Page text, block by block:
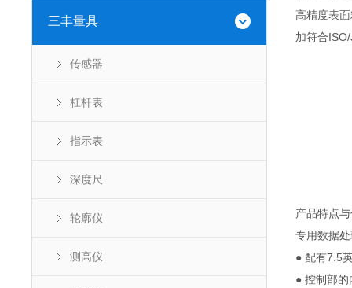
三丰量具
传感器
杠杆表
指示表
深度尺
轮廓仪
测高仪
高精度表
加符合
产品特点
专用数据
● 配有7.5
● 控制部